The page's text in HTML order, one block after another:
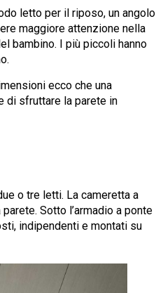
letto per il riposo, un angolo
maggiore attenzione nella
bambino. I più piccoli hanno
ecco che una
di sfruttare la parete in
o tre letti. La cameretta a
Sotto l’armadio a ponte
indipendenti e montati su